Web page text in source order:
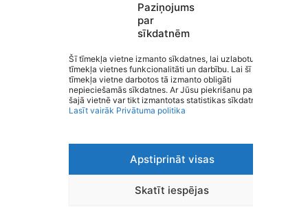
Paziņojums
par
sīkdatnēm
Šī tīmekļa vietne izmanto sīkdatnes, lai uzlabotu
tīmekļa vietnes funkcionalitāti un darbību. Lai šī
tīmekļa vietne darbotos tā izmanto obligāti
nepieciešamās sīkdatnes. Ar Jūsu piekrišanu papildus
šajā vietnē var tikt izmantotas statistikas sīkdatnes.
Lasīt vairāk Privātuma politika
Apstiprināt visas
Skatīt iespējas
Valmieras pirmsskolas izglītības
iestāde “Kārliena”
Privātuma politika